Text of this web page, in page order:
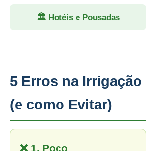
🏛 Hotéis e Pousadas
5 Erros na Irrigação
(e como Evitar)
❌ 1. Poço